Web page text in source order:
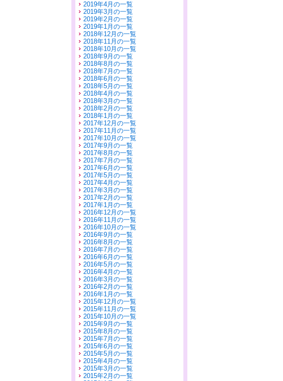
2019年4月の一覧
2019年3月の一覧
2019年2月の一覧
2019年1月の一覧
2018年12月の一覧
2018年11月の一覧
2018年10月の一覧
2018年9月の一覧
2018年8月の一覧
2018年7月の一覧
2018年6月の一覧
2018年5月の一覧
2018年4月の一覧
2018年3月の一覧
2018年2月の一覧
2018年1月の一覧
2017年12月の一覧
2017年11月の一覧
2017年10月の一覧
2017年9月の一覧
2017年8月の一覧
2017年7月の一覧
2017年6月の一覧
2017年5月の一覧
2017年4月の一覧
2017年3月の一覧
2017年2月の一覧
2017年1月の一覧
2016年12月の一覧
2016年11月の一覧
2016年10月の一覧
2016年9月の一覧
2016年8月の一覧
2016年7月の一覧
2016年6月の一覧
2016年5月の一覧
2016年4月の一覧
2016年3月の一覧
2016年2月の一覧
2016年1月の一覧
2015年12月の一覧
2015年11月の一覧
2015年10月の一覧
2015年9月の一覧
2015年8月の一覧
2015年7月の一覧
2015年6月の一覧
2015年5月の一覧
2015年4月の一覧
2015年3月の一覧
2015年2月の一覧